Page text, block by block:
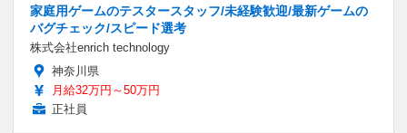
家庭用ゲームのテスタースタッフ/未経験歓迎/最新ゲームの
バグチェック/スピード選考
株式会社enrich technology
神奈川県
月給32万円～50万円
正社員